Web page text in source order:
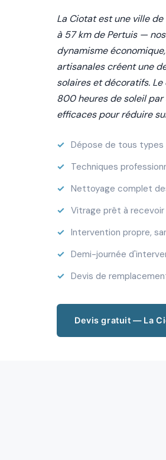
La Ciotat est une ville
à 57 km de Pertuis —
dynamisme
artisanales créent une
solaires et décoratifs.
800 heures de soleil
efficaces pour réduire
Dépose de tous
Techniques
Nettoyage complet
Vitrage prêt à
Intervention propre,
Demi-journée
Devis de
Devis gratuit — La